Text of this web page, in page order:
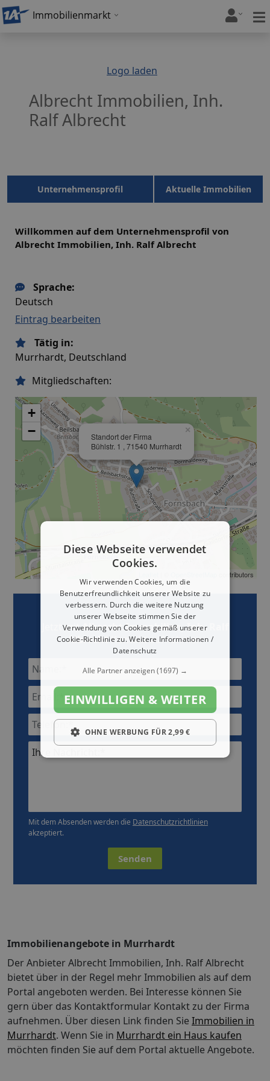
Immobilienmarkt
Logo laden
Albrecht Immobilien, Inh.
Ralf Albrecht
Unternehmensprofil Aktuelle Immobilien
Willkommen auf dem Unternehmensprofil von
Albrecht Immobilien, Inh. Ralf Albrecht
Sprache:
Deutsch
Eintrag bearbeiten
Tätig in:
Murrhardt, Deutschland
Mitgliedschaften:
Standort der Firma
Bühlstr. 1 , 71540 Murrhardt
×
+
−
contributors
Jetzt mitAlbrecht Immobilien, Inh. Ralf
AlbrechtKontakt aufnehmen
Ihre Nachricht:*
Mit dem Absenden werden die Datenschutzrichtlinien
akzeptiert.
Senden
Immobilienangebote in Murrhardt
Der Anbieter Albrecht Immobilien, Inh. Ralf Albrecht
bietet über in der Regel mehr Immobilien als auf dem
Portal angeboten werden. Bei Interesse können Sie
gern über das Kontaktformular Kontakt zu der Firma
aufnehmen. Über diesen Link finden Sie Immobilien in
Murrhardt. Wenn Sie in Murrhardt ein Haus kaufen
möchten finden Sie auf dem Portal aktuelle Angebote.
Diese Webseite verwendet
Cookies.
Wir verwenden Cookies, um die
Benutzerfreundlichkeit unserer Website zu
verbessern. Durch die weitere Nutzung
unserer Webseite stimmen Sie der
Verwendung von Cookies gemäß unserer
Cookie-Richtlinie zu.Weitere Informationen /
Datenschutz
Alle Partner anzeigen(1697) →
EINWILLIGEN & WEITER
OHNE WERBUNG FÜR 2,99 €